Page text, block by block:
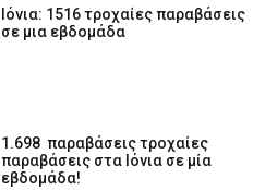
Ιόνια: 1516 τροχαίες παραβάσεις
σε μια εβδομάδα
1.698 παραβάσεις τροχαίες
παραβάσεις στα Ιόνια σε μία
εβδομάδα!